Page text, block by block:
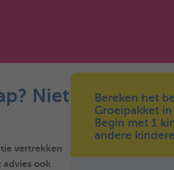
Niet
vertrekken
advies ook
Bereken het
Groeipakket
Begin met 1
andere